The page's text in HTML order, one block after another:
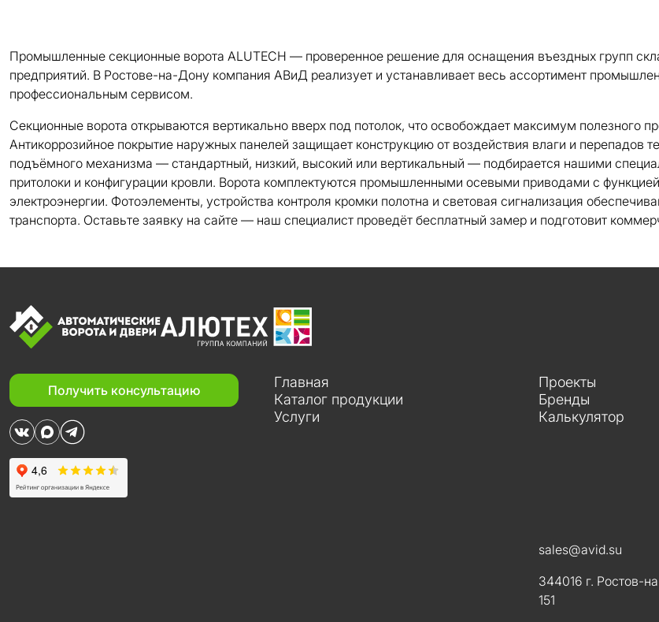
Промышленные секционные ворота ALUTECH — проверенное решение для оснащения въездных групп
предприятий. В Ростове-на-Дону компания АВиД реализует и устанавливает весь ассортимент
профессиональным сервисом.
Секционные ворота открываются вертикально вверх под потолок, что освобождает максимум полезного
Антикоррозийное покрытие наружных панелей защищает конструкцию от воздействия влаги и перепадов
подъёмного механизма — стандартный, низкий, высокий или вертикальный — подбирается нашими
притолоки и конфигурации кровли. Ворота комплектуются промышленными осевыми приводами с
электроэнергии. Фотоэлементы, устройства контроля кромки полотна и световая сигнализация
транспорта. Оставьте заявку на сайте — наш специалист проведёт бесплатный замер и подготовит
Получить консультацию
Главная
Каталог продукции
Услуги
Проекты
Бренды
Калькулятор
sales@avid.su
344016 г. Ростов-
151